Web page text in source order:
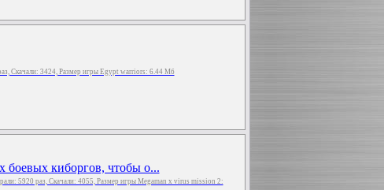
Скачали: 3424, Размер игры Egypt warriors: 6.44 Мб
киборгов, чтобы о...
5920 раз, Скачали: 4055, Размер игры Megaman x virus mission 2: